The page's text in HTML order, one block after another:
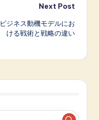
Next Post
ビジネス動機モデルにお
ける戦術と戦略の違い